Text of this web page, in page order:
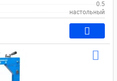
0.5
настольный